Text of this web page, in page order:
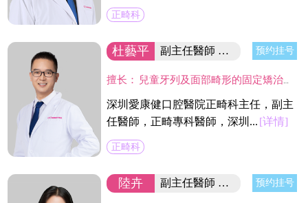
正畸科
杜藝平 副主任醫師 口腔醫院正畸科主任 预约挂号
擅长： 兒童牙列及面部畸形的固定矯治和功能矯治技術，成人各類錯頜畸形的功能矯治、固定矯治和隱形矯治，熟練應用20多種正畸産品完成矯治，同時開展青少年嚴重錯頜畸形的早期阻斷性矯治及各種口腔不良習慣的矯治。掌握隱形無痕新技術，貫徹舒適正畸新理念。
深圳愛康健口腔醫院正畸科主任，副主
任醫師，正畸專科醫師，深圳... [详情]
正畸科
陸卉 副主任醫師 正畸學碩士/集團正畸專科主任 预约挂号